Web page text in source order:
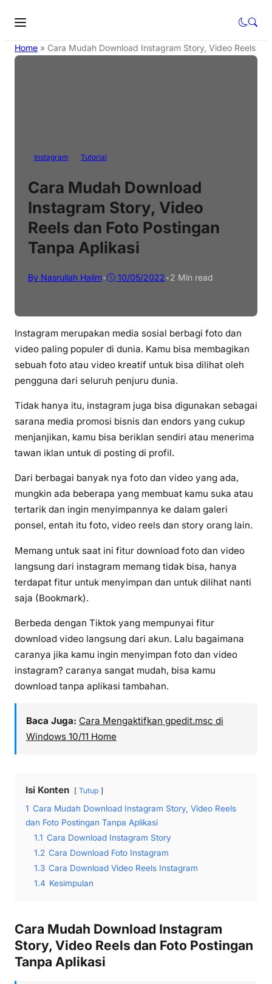
Home » Cara Mudah Download Instagram Story, Video Reels
Instagram Tutorial
Cara Mudah Download
Instagram Story, Video
Reels dan Foto Postingan
Tanpa Aplikasi
By Nasrullah Halim• 10/05/2022•2 Min read
Instagram merupakan media sosial berbagi foto dan
video paling populer di dunia. Kamu bisa membagikan
sebuah foto atau video kreatif untuk bisa dilihat oleh
pengguna dari seluruh penjuru dunia.
Tidak hanya itu, instagram juga bisa digunakan sebagai
sarana media promosi bisnis dan endors yang cukup
menjanjikan, kamu bisa beriklan sendiri atau menerima
tawan iklan untuk di posting di profil.
Dari berbagai banyak nya foto dan video yang ada,
mungkin ada beberapa yang membuat kamu suka atau
tertarik dan ingin menyimpannya ke dalam galeri
ponsel, entah itu foto, video reels dan story orang lain.
Memang untuk saat ini fitur download foto dan video
langsung dari instagram memang tidak bisa, hanya
terdapat fitur untuk menyimpan dan untuk dilihat nanti
saja (Bookmark).
Berbeda dengan Tiktok yang mempunyai fitur
download video langsung dari akun. Lalu bagaimana
caranya jika kamu ingin menyimpan foto dan video
instagram? caranya sangat mudah, bisa kamu
download tanpa aplikasi tambahan.
Baca Juga: Cara Mengaktifkan gpedit.msc di
Windows 10/11 Home
Isi Konten Tutup
1 Cara Mudah Download Instagram Story, Video Reels
dan Foto Postingan Tanpa Aplikasi
1.1 Cara Download Instagram Story
1.2 Cara Download Foto Instagram
1.3 Cara Download Video Reels Instagram
1.4 Kesimpulan
Cara Mudah Download Instagram
Story, Video Reels dan Foto Postingan
Tanpa Aplikasi